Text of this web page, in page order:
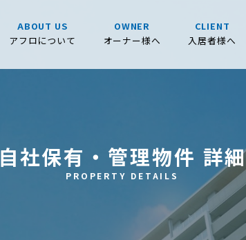
ABOUT US
アフロについて
OWNER
オーナー様へ
CLIENT
入居者様へ
自社保有・管理物件 詳
PROPERTY DETAILS